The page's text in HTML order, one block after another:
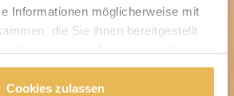
Informationen möglicherweise mit
die Sie ihnen bereitgestellt
Cookies zulassen